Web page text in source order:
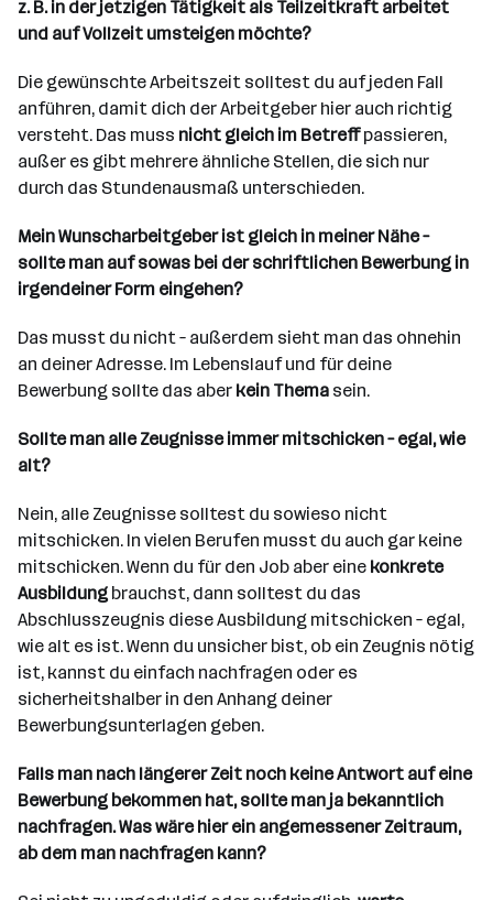
z. B. in der jetzigen Tätigkeit als Teilzeitkraft arbeitet
und auf Vollzeit umsteigen möchte?
Die gewünschte Arbeitszeit solltest du auf jeden Fall
anführen, damit dich der Arbeitgeber hier auch richtig
versteht. Das muss nicht gleich im Betreffpassieren,
außer es gibt mehrere ähnliche Stellen, die sich nur
durch das Stundenausmaß unterschieden.
Mein Wunscharbeitgeber ist gleich in meiner Nähe –
sollte man auf sowas bei der schriftlichen Bewerbung in
irgendeiner Form eingehen?
Das musst du nicht – außerdem sieht man das ohnehin
an deiner Adresse. Im Lebenslauf und für deine
Bewerbung sollte das aber kein Thema sein.
Sollte man alle Zeugnisse immer mitschicken – egal, wie
alt?
Nein, alle Zeugnisse solltest du sowieso nicht
mitschicken. In vielen Berufen musst du auch gar keine
mitschicken. Wenn du für den Job aber eine konkrete
Ausbildung brauchst, dann solltest du das
Abschlusszeugnis diese Ausbildung mitschicken – egal,
wie alt es ist. Wenn du unsicher bist, ob ein Zeugnis nötig
ist, kannst du einfach nachfragen oder es
sicherheitshalber in den Anhang deiner
Bewerbungsunterlagen geben.
Falls man nach längerer Zeit noch keine Antwort auf eine
Bewerbung bekommen hat, sollte man ja bekanntlich
nachfragen. Was wäre hier ein angemessener Zeitraum,
ab dem man nachfragen kann?